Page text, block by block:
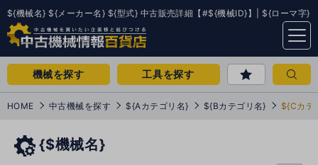
${機械名} ${メーカー名} ${型式} 中古販売詳細【#${機械ID}】| ${ローマ字}
menu
機械を探す 工具を探す
HOME 中古機械を探す ${Aカテゴリ名} ${Bカテゴリ名} ${Cカテ
{$機械名}